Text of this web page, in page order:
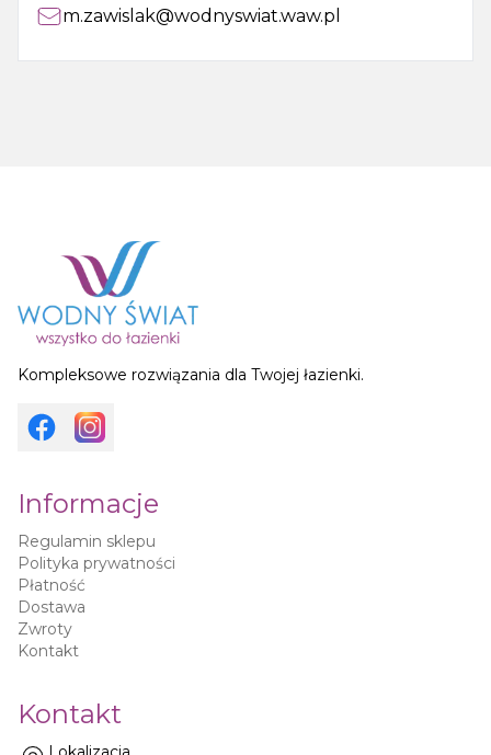
m.zawislak@wodnyswiat.waw.pl
Kompleksowe rozwiązania dla Twojej łazienki.
Informacje
Regulamin sklepu
Polityka prywatności
Płatność
Dostawa
Zwroty
Kontakt
Kontakt